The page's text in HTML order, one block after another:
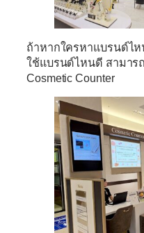
ถ้าหากใครหาแบรนด์ไห
ใช้แบรนด์ไหนดี สามา
Cosmetic Counter